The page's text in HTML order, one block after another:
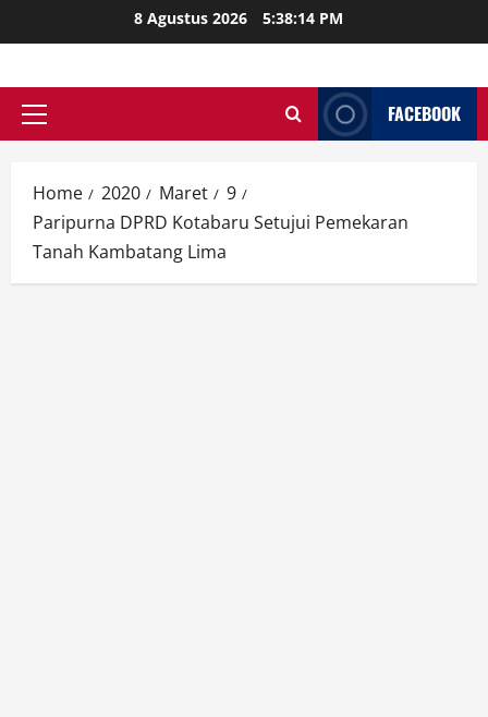
to
8 Agustus 2026 5:38:15 PM
Primary
FACEBOOK
Home 2020 Maret
9
Paripurna DPRD Kotabaru Setujui Pemekaran
Tanah Kambatang Lima